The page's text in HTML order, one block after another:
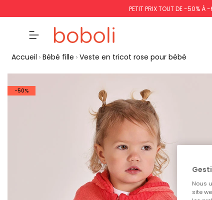
PETIT PRIX TOUT DE -50% À
Accueil Bébé fille Veste en tricot rose pour bébé
-50%
Nous
site